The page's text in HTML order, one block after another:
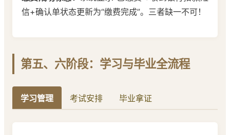
信+确认单状态更新为“缴费完成”。三者缺一不可！
第五、六阶段：学习与毕业全流程
学习管理 考试安排 毕业拿证